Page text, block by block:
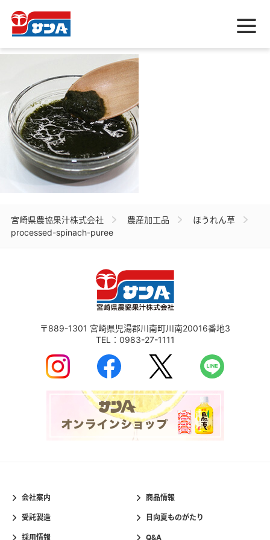
メ
ュ
宮崎県農協果汁株式会社 農産加工品
ほうれん草
processed-spinach-puree
〒889-1301 宮崎県児湯郡川南町川南20016番地3
TEL： 0983-27-1111
会社案内 商品情報
受託製造 日向夏ものがたり
採用情報 Q&A